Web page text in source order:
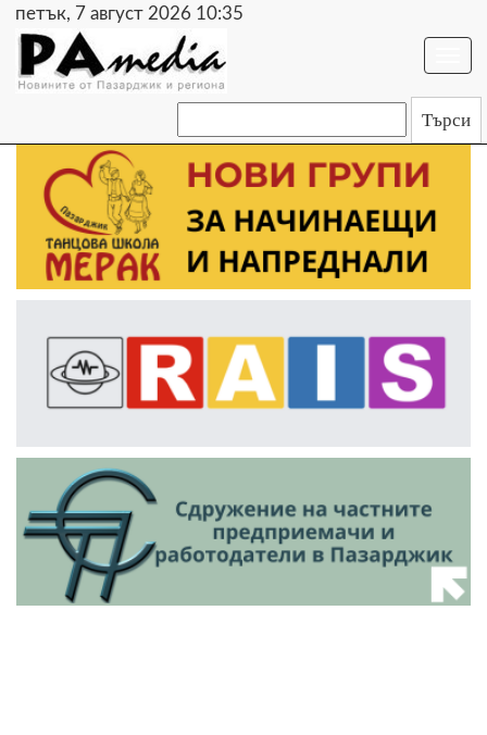
петък, 7 август 2026 10:35